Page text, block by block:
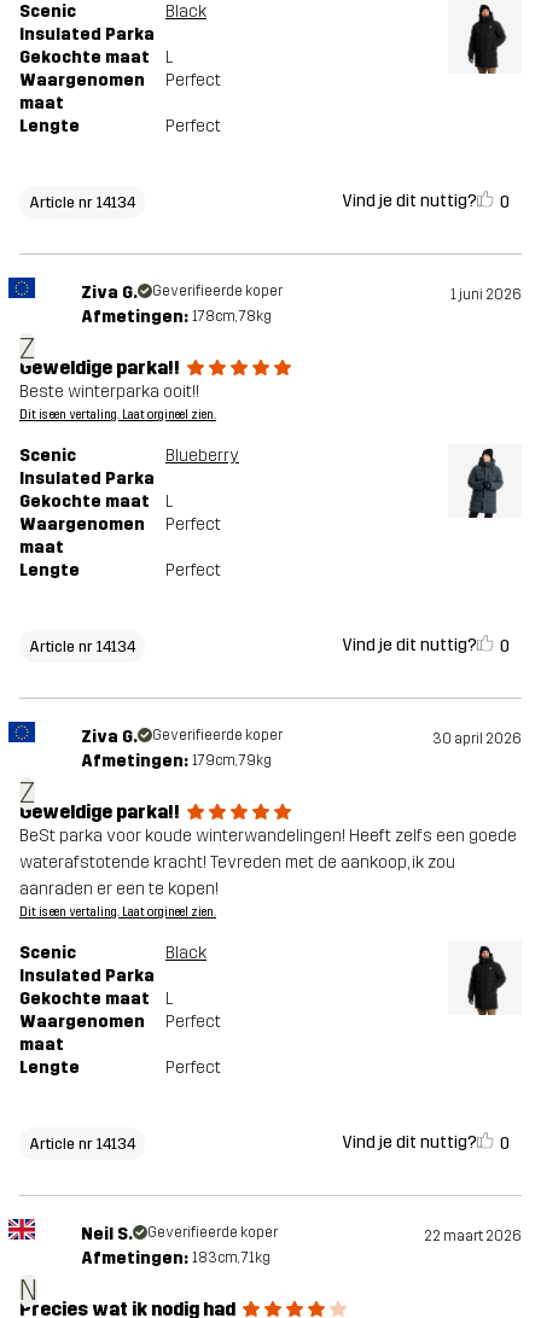
Scenic
Insulated Parka
Black
Gekochte maat
L
Waargenomen
maat
Perfect
Lengte Perfect
Article nr 14134 Vind je dit nuttig? 0
Z
Ziva G. Geverifieerde koper 1 juni 2026
Afmetingen: 178cm, 78kg
Geweldige parka!!
Beste winterparka ooit!!
Dit is een vertaling. Laat orgineel zien.
Scenic
Insulated Parka
Blueberry
Gekochte maat
L
Waargenomen
maat
Perfect
Lengte Perfect
Article nr 14134 Vind je dit nuttig? 0
Z
Ziva G. Geverifieerde koper 30 april 2026
Afmetingen: 179cm, 79kg
Geweldige parka!!
BeSt parka voor koude winterwandelingen! Heeft zelfs een goede
waterafstotende kracht! Tevreden met de aankoop, ik zou
aanraden er een te kopen!
Dit is een vertaling. Laat orgineel zien.
Scenic
Insulated Parka
Black
Gekochte maat
L
Waargenomen
maat
Perfect
Lengte Perfect
Article nr 14134 Vind je dit nuttig? 0
N
Neil S. Geverifieerde koper 22 maart 2026
Afmetingen: 183cm, 71kg
Precies wat ik nodig had